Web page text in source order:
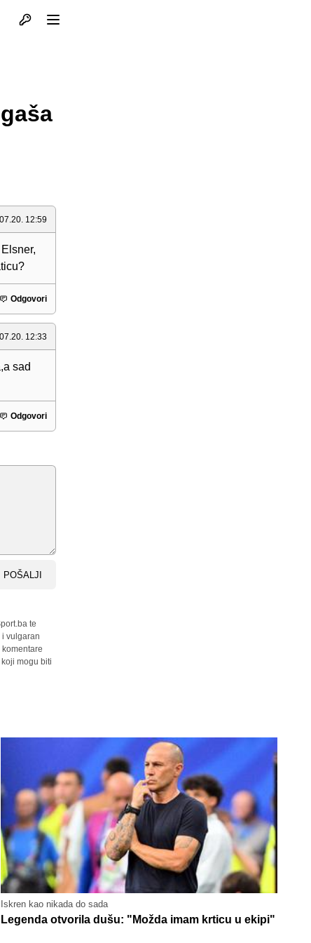
Otvori profil
12:59
Odgovori
12:33
sad
Odgovori
POŠALJI
te
vulgaran
mogu biti
Iskren kao nikada do sada
Legenda otvorila dušu: "Možda imam krticu u ekipi"